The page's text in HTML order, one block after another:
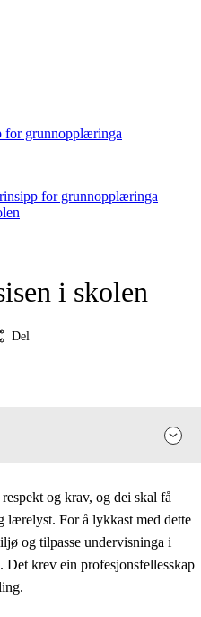
for grunnopplæringa
for grunnopplæringa
i skolen
Del
og krav, og dei skal få
lærelyst. For å lykkast med dette
og tilpasse undervisninga i
Det krev ein profesjonsfellesskap